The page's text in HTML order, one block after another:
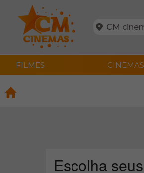
FILMES CINEMAS